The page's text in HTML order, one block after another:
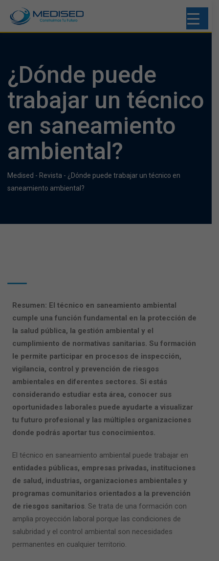
¿Dónde puede
trabajar un técnico
en saneamiento
ambiental?
Medised - Revista - ¿Dónde puede trabajar un técnico en
saneamiento ambiental?
Resumen: El técnico en saneamiento ambiental
cumple una función fundamental en la protección de
la salud pública, la gestión ambiental y el
cumplimiento de normativas sanitarias. Su formación
le permite participar en procesos de inspección,
vigilancia, control y prevención de riesgos
ambientales en diferentes sectores. Si estás
considerando estudiar esta área, conocer sus
oportunidades laborales puede ayudarte a visualizar
tu futuro profesional y las múltiples organizaciones
donde podrás aportar tus conocimientos.
El técnico en saneamiento ambiental puede trabajar en
entidades públicas, empresas privadas, instituciones
de salud, industrias, organizaciones ambientales y
programas comunitarios orientados a la prevención
de riesgos sanitarios. Se trata de una formación con
amplia proyección laboral porque las condiciones de
salubridad y el control ambiental son necesidades
permanentes en cualquier territorio.